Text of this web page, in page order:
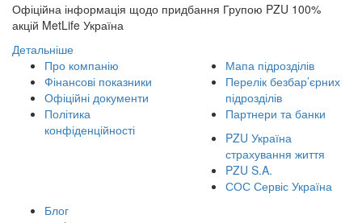
Офіційна інформація щодо придбання Групою PZU 100%
акцій MetLife Україна
Детальніше
Про компанію
Фінансові показники
Офіційні документи
Політика
конфіденційності
Мапа підрозділів
Перелік безбар’єрних
підрозділів
Партнери та банки
PZU Україна
страхування життя
PZU S.A.
СОС Сервіс Україна
Блог